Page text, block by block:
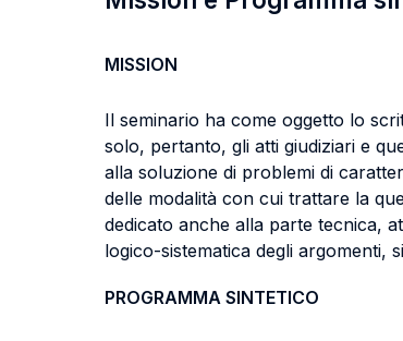
MISSION
Il seminario ha come oggetto lo
solo, pertanto, gli atti giudiziari e
alla soluzione di problemi di
delle modalità con cui trattare la
dedicato anche alla parte tecnica,
logico-sistematica degli argomenti,
PROGRAMMA SINTETICO